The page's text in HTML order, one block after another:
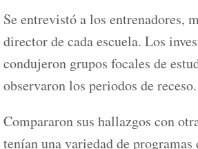
Se entrevistó a los entrenadores,
director de cada escuela. Los
condujeron grupos focales de
observaron los periodos de receso.
Compararon sus hallazgos con
tenían una variedad de programas